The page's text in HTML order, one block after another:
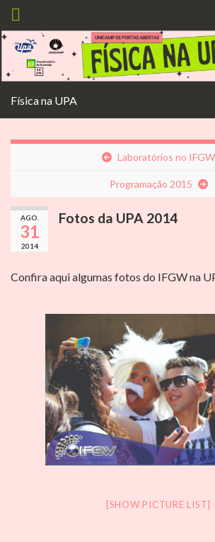
Search for:
Física na UPA
Laboratórios no IFGW
Programação 2015
AGO.
31
2014
Fotos da UPA 2014
Confira aqui algumas fotos do IFGW na
[SHOW PICTURE LIST]